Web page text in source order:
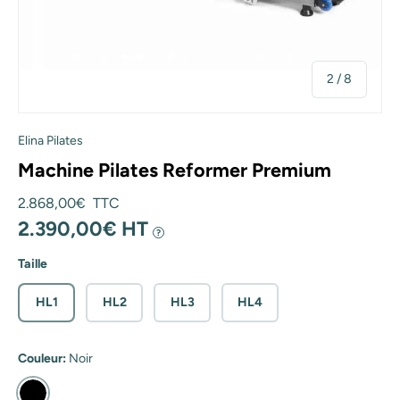
2 /de
8
Elina Pilates
Machine Pilates Reformer Premium
Prix habituel
2.868,00€ TTC
2.390,00€ HT ?
Taille
HL1 HL2 HL3 HL4
Couleur: Noir